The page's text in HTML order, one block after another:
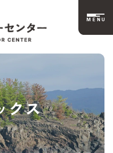
センタ
| 火山
MENU
クス